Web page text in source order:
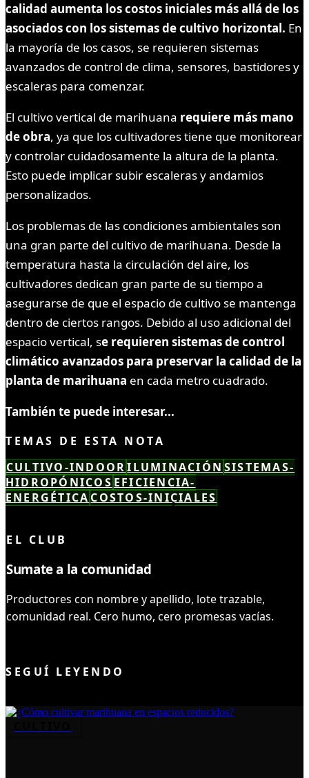
calidad aumenta los costos iniciales más allá de los
asociados con los sistemas de cultivo horizontal. En
la mayoría de los casos, se requieren sistemas
avanzados de control de clima, sensores, bastidores y
escaleras para comenzar.
El cultivo vertical de marihuana requiere más mano
de obra, ya que los cultivadores tiene que monitorear
y controlar cuidadosamente la altura de la planta.
Esto puede implicar subir escaleras y andamios
personalizados.
Los problemas de las condiciones ambientales son
una gran parte del cultivo de marihuana. Desde la
temperatura hasta la circulación del aire, los
cultivadores dedican gran parte de su tiempo a
asegurarse de que el espacio de cultivo se mantenga
dentro de ciertos rangos. Debido al uso adicional del
espacio vertical, se requieren sistemas de control
climático avanzados para preservar la calidad de la
planta de marihuana en cada metro cuadrado.
También te puede interesar...
TEMAS DE ESTA NOTA
CULTIVO-INDOORILUMINACIÓN SISTEMAS-
HIDROPÓNICOS EFICIENCIA-
ENERGÉTICA COSTOS-INICIALES
EL CLUB
Sumate a la comunidad
Productores con nombre y apellido, lote trazable,
comunidad real. Cero humo, cero promesas vacías.
SEGUÍ LEYENDO